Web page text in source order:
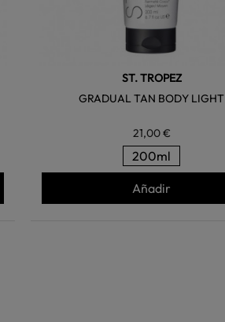
ST. TROPEZ
GRADUAL TAN BODY LIGHT
21,00 €
200ml
Añadir